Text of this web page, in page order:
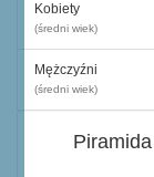
Kobiety
(średni wiek)
Mężczyźni
(średni wiek)